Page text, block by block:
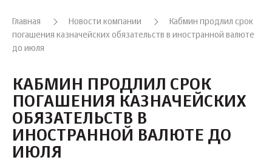
Главная Новости компании
Кабмин продлил срок
погашения казначейских обязательств в иностранной валюте
до июля
КАБМИН ПРОДЛИЛ СРОК
ПОГАШЕНИЯ КАЗНАЧЕЙСКИХ
ОБЯЗАТЕЛЬСТВ В
ИНОСТРАННОЙ ВАЛЮТЕ ДО
ИЮЛЯ